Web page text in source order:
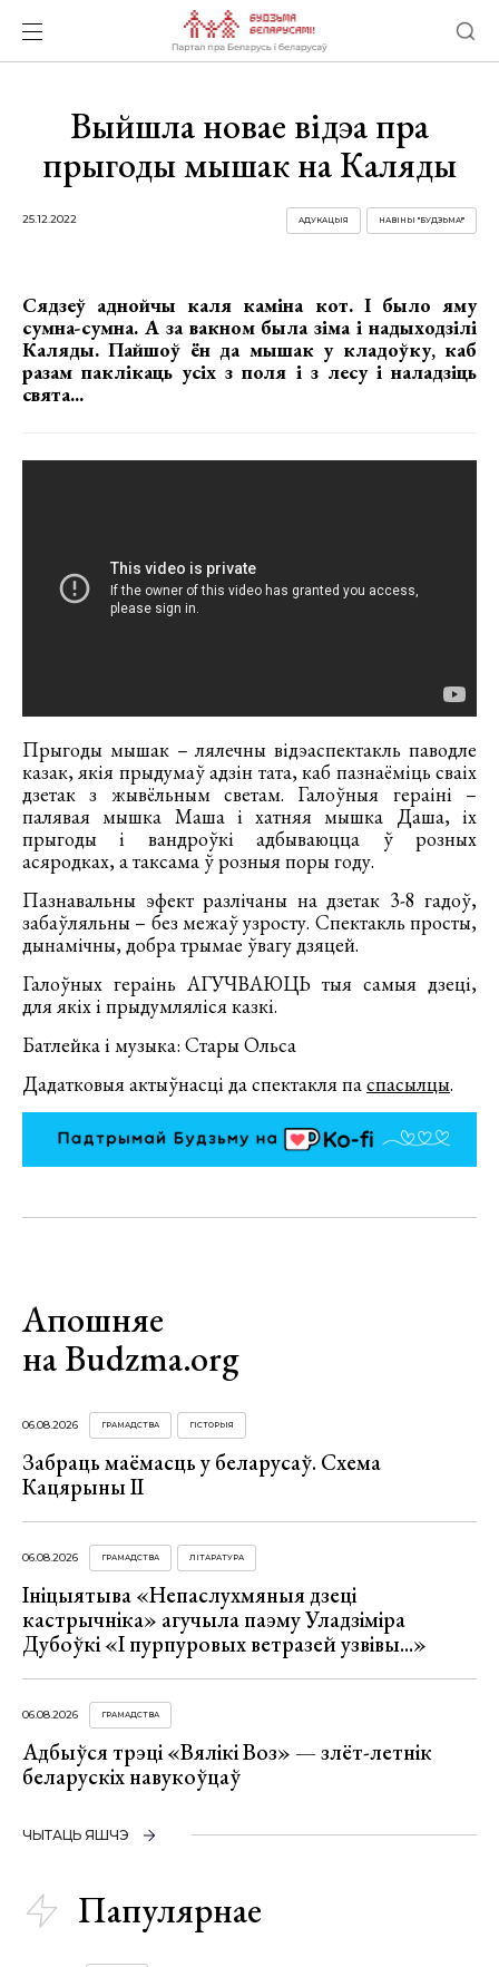
Выйшла новае відэа пра
прыгоды мышак на Каляды
25.12.2022 НАВІНЫ "БУДЗЬМА!"
АДУКАЦЫЯ
Сядзеў аднойчы каля каміна кот. І было яму
сумна-сумна. А за вакном была зіма і надыходзілі
Каляды. Пайшоў ён да мышак у кладоўку, каб
разам паклікаць усіх з поля і з лесу і наладзіць
свята...
Прыгоды мышак – лялечны відэаспектакль паводле
казак, якія прыдумаў адзін тата, каб пазнаёміць сваіх
дзетак з жывёльным светам. Галоўныя гераіні –
палявая мышка Маша і хатняя мышка Даша, іх
прыгоды і вандроўкі адбываюцца ў розных
асяродках, а таксама ў розныя поры году.
Пазнавальны эфект разлічаны на дзетак 3-8 гадоў,
забаўляльны – без межаў узросту. Спектакль просты,
дынамічны, добра трымае ўвагу дзяцей.
Галоўных гераінь АГУЧВАЮЦЬ тыя самыя дзеці,
для якіх і прыдумляліся казкі.
Батлейка і музыка: Стары Ольса
Дадатковыя актыўнасці да спектакля паспасылцы.
Апошняе
на Budzma.org
06.08.2026 ГРАМАДСТВА ГІСТОРЫЯ
Забраць маёмасць у беларусаў. Схема
Кацярыны ІІ
06.08.2026 ГРАМАДСТВА ЛІТАРАТУРА
Ініцыятыва «Непаслухмяныя дзеці
кастрычніка» агучыла паэму Уладзіміра
Дубоўкі «І пурпуровых ветразей узвівы...»
06.08.2026 ГРАМАДСТВА
Адбыўся трэці «Вялікі Воз» — злёт-летнік
беларускіх навукоўцаў
ЧЫТАЦЬ ЯШЧЭ
Папулярнае